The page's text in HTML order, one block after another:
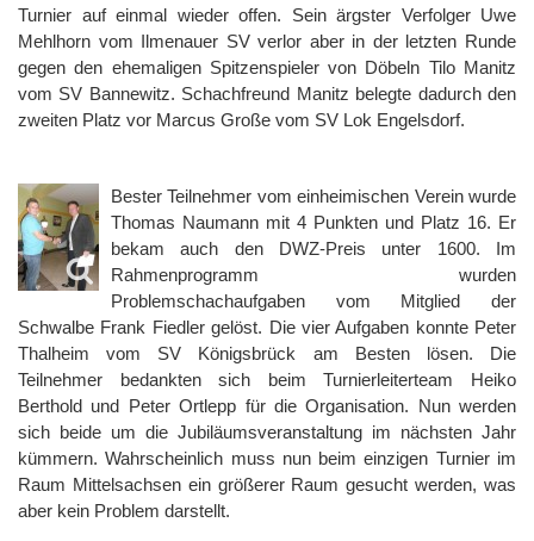
Turnier auf einmal wieder offen. Sein ärgster Verfolger Uwe
Mehlhorn vom Ilmenauer SV verlor aber in der letzten Runde
gegen den ehemaligen Spitzenspieler von Döbeln Tilo Manitz
vom SV Bannewitz. Schachfreund Manitz belegte dadurch den
zweiten Platz vor Marcus Große vom SV Lok Engelsdorf.
Bester Teilnehmer vom einheimischen Verein wurde
Thomas Naumann mit 4 Punkten und Platz 16. Er
bekam auch den DWZ-Preis unter 1600. Im
Rahmenprogramm wurden
Problemschachaufgaben vom Mitglied der
Schwalbe Frank Fiedler gelöst. Die vier Aufgaben konnte Peter
Thalheim vom SV Königsbrück am Besten lösen. Die
Teilnehmer bedankten sich beim Turnierleiterteam Heiko
Berthold und Peter Ortlepp für die Organisation. Nun werden
sich beide um die Jubiläumsveranstaltung im nächsten Jahr
kümmern. Wahrscheinlich muss nun beim einzigen Turnier im
Raum Mittelsachsen ein größerer Raum gesucht werden, was
aber kein Problem darstellt.